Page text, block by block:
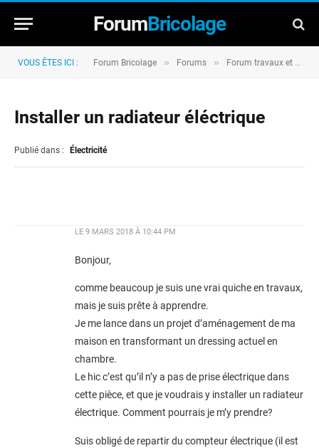
ForumBricolage
VOUS ÊTES ICI : Forum Bricolage » Forums » Forum travaux et rénovation
Installer un radiateur éléctrique
Publié dans : Électricité
LE 9 MARS 2018 À 10:44 PM
Bonjour,
comme beaucoup je suis une vrai quiche en travaux,
mais je suis prête à apprendre.
Je me lance dans un projet d’aménagement de ma
maison en transformant un dressing actuel en
chambre.
Le hic c’est qu’il n’y a pas de prise électrique dans
cette pièce, et que je voudrais y installer un radiateur
électrique. Comment pourrais je m’y prendre?
Suis obligé de repartir du compteur électrique (il est